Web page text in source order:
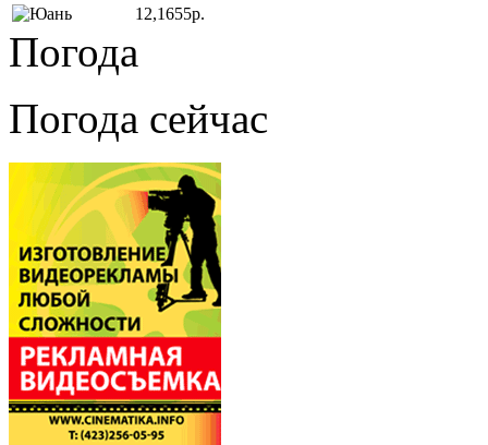
12,1655р.
Погода
Погода сейчас